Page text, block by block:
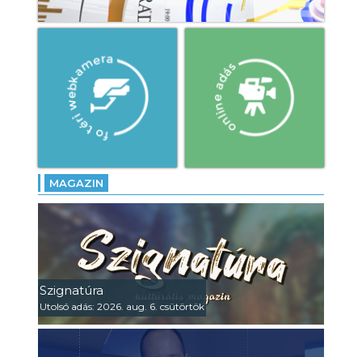
MAGAZIN
Szignatúra
Utolsó adás: 2026. aug. 6. csütörtök